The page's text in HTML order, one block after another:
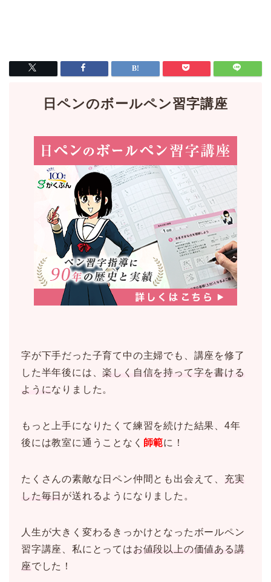
日ペンのボールペン習字講座
字が下手だった子育て中の主婦でも、講座を修了
した半年後には、楽しく自信を持って字を書ける
ようになりました。
もっと上手になりたくて練習を続けた結果、4年
後には教室に通うことなく 師範に！
たくさんの素敵な日ペン仲間とも出会えて、 充実
した毎日 が送れるようになりました。
人生が大きく変わるきっかけとなったボールペン
習字講座、私にとってはお値段以上の価値ある講
座でした！